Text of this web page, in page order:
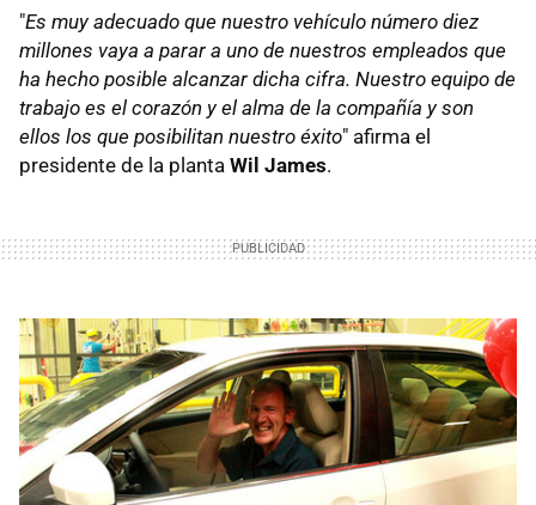
"Es muy adecuado que nuestro vehículo número diez
millones vaya a parar a uno de nuestros empleados que
ha hecho posible alcanzar dicha cifra. Nuestro equipo de
trabajo es el corazón y el alma de la compañía y son
ellos los que posibilitan nuestro éxito" afirma el
presidente de la planta Wil James.